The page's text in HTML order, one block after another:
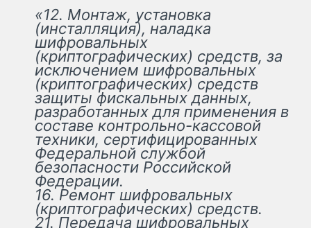
«12. Монтаж, установка
(инсталляция), наладка
шифровальных
(криптографических) средств, за
исключением шифровальных
(криптографических) средств
защиты фискальных данных,
разработанных для применения в
составе контрольно-кассовой
техники, сертифицированных
Федеральной службой
безопасности Российской
Федерации.
16. Ремонт шифровальных
(криптографических) средств.
21. Передача шифровальных